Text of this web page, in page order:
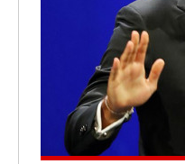
18:10
- 2021/07/25
أنشيلوتي يصر على جلب كيليني
وقدوم الإيطالي يقترب